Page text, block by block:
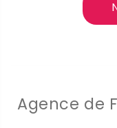
Agence de